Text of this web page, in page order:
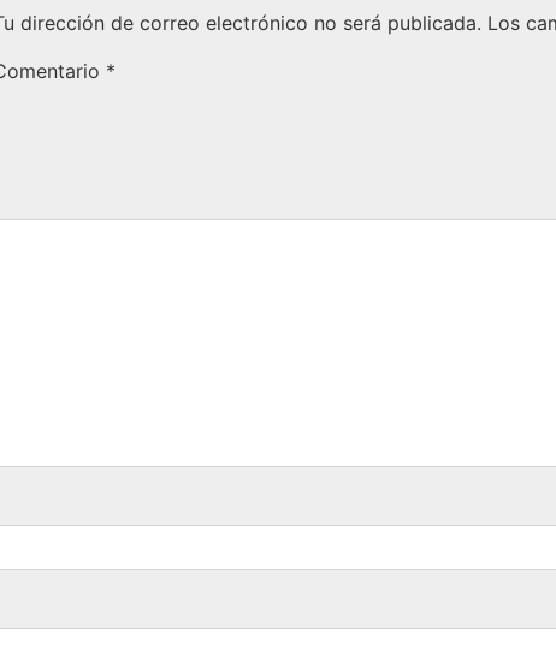
dirección de correo electrónico no será publicada. Los
*